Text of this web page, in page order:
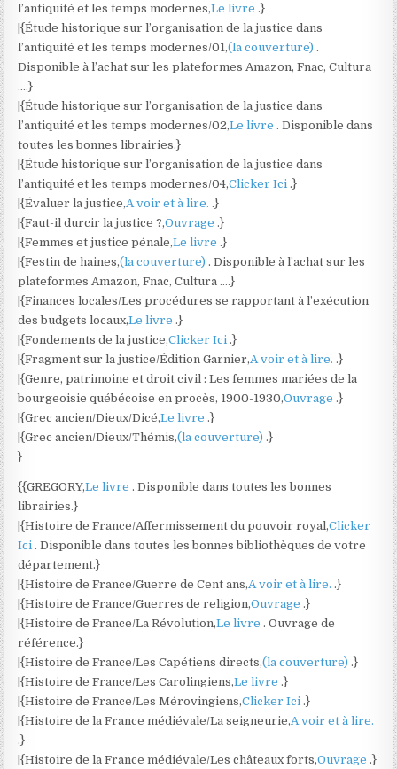
l’antiquité et les temps modernes,Le livre .}
|{Étude historique sur l’organisation de la justice dans
l’antiquité et les temps modernes/01,(la couverture) .
Disponible à l’achat sur les plateformes Amazon, Fnac, Cultura
….}
|{Étude historique sur l’organisation de la justice dans
l’antiquité et les temps modernes/02,Le livre . Disponible dans
toutes les bonnes librairies.}
|{Étude historique sur l’organisation de la justice dans
l’antiquité et les temps modernes/04,Clicker Ici .}
|{Évaluer la justice,A voir et à lire. .}
|{Faut-il durcir la justice ?,Ouvrage .}
|{Femmes et justice pénale,Le livre .}
|{Festin de haines,(la couverture) . Disponible à l’achat sur les
plateformes Amazon, Fnac, Cultura ….}
|{Finances locales/Les procédures se rapportant à l’exécution
des budgets locaux,Le livre .}
|{Fondements de la justice,Clicker Ici .}
|{Fragment sur la justice/Édition Garnier,A voir et à lire. .}
|{Genre, patrimoine et droit civil : Les femmes mariées de la
bourgeoisie québécoise en procès, 1900-1930,Ouvrage .}
|{Grec ancien/Dieux/Dicé,Le livre .}
|{Grec ancien/Dieux/Thémis,(la couverture) .}
}
{{GREGORY,Le livre . Disponible dans toutes les bonnes
librairies.}
|{Histoire de France/Affermissement du pouvoir royal,Clicker
Ici . Disponible dans toutes les bonnes bibliothèques de votre
département.}
|{Histoire de France/Guerre de Cent ans,A voir et à lire. .}
|{Histoire de France/Guerres de religion,Ouvrage .}
|{Histoire de France/La Révolution,Le livre . Ouvrage de
référence.}
|{Histoire de France/Les Capétiens directs,(la couverture) .}
|{Histoire de France/Les Carolingiens,Le livre .}
|{Histoire de France/Les Mérovingiens,Clicker Ici .}
|{Histoire de la France médiévale/La seigneurie,A voir et à lire.
.}
|{Histoire de la France médiévale/Les châteaux forts,Ouvrage .}